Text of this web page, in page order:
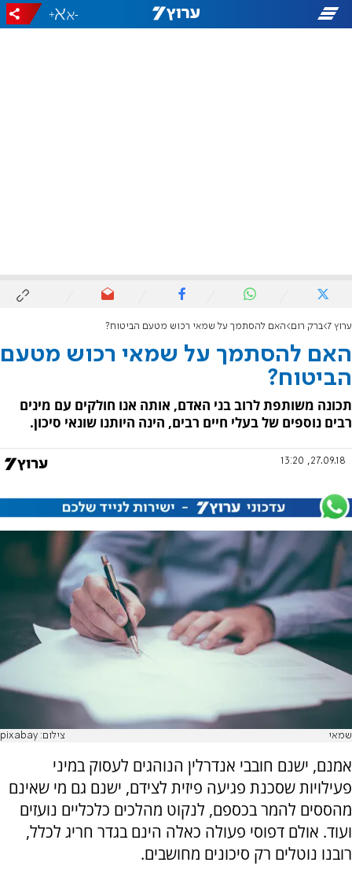
-
+
ערוץ 7 ברק רום האם להסתמך על שמאי רכוש מטעם הביטוח?
האם להסתמך על שמאי רכוש מטעם
הביטוח?
תכונה משותפת לרוב בני האדם, אותה אנו חולקים עם מינים
רבים נוספים של בעלי חיים רבים, הינה היותנו שונאי סיכון.
27.09.18, 13:20
שמאי צילום: pixabay
אמנם, ישנם חובבי אנדרלין הנוהגים לעסוק במיני
פעילויות שסכנת פגיעה פיזית לצידם, ישנם גם מי שאינם
מהססים להמר בכספם, לנקוט מהלכים כלכליים נועזים
ועוד. אולם דפוסי פעולה כאלה הינם בגדר חריג לכלל,
רובנו נוטלים רק סיכונים מחושבים.